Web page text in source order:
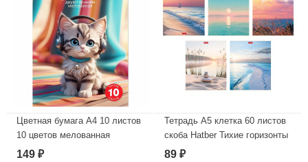
Цветная бумага А4 10 листов
10 цветов мелованная
двухсторонняя Hatber Скейт-
149 ₽
Тетрадь А5 клетка 60 листов
скоба Hatber Тихие горизонты
мелованный картон
89 ₽